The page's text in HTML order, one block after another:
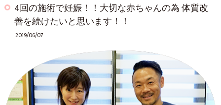
4回の施術で妊娠！！大切な赤ちゃんの為 体質改
善を続けたいと思います！！
2019/06/07